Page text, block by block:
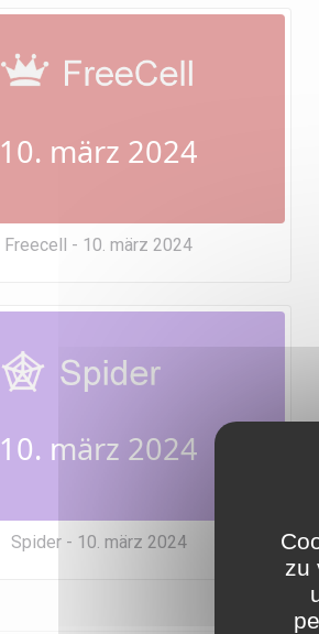
10. märz 2024
Freecell - 10. märz 2024
10. märz 2024
Spider - 10. märz 2024
zu